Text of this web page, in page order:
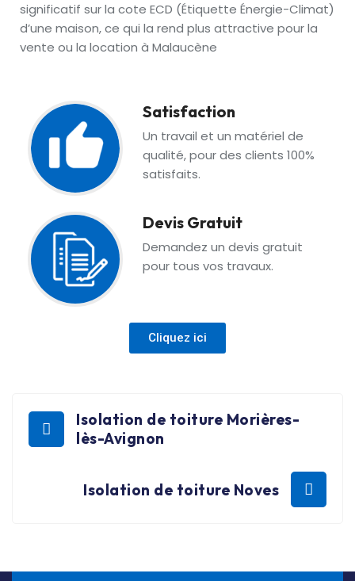
significatif sur la cote ECD (Étiquette Énergie-Climat)
d’une maison, ce qui la rend plus attractive pour la
vente ou la location à Malaucène
Satisfaction
Un travail et un matériel de
qualité, pour des clients 100%
satisfaits.
Devis Gratuit
Demandez un devis gratuit
pour tous vos travaux.
Cliquez ici
Isolation de toiture Morières-
lès-Avignon
Isolation de toiture Noves